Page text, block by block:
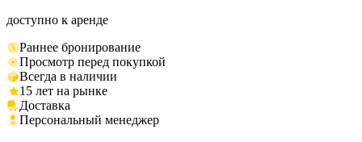
доступно к аренде
Раннее бронирование
Просмотр перед покупкой
Всегда в наличии
15 лет на рынке
Доставка
Персональный менеджер